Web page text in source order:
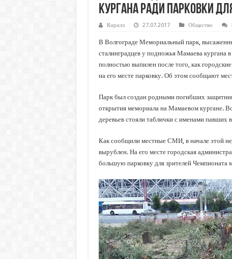
кургана ради парковки
Кирилл 27.07.2017 Общество
В Волгограде Мемориальный парк,
сталинградцев у подножья Мамаева кургана в
полностью выпилен после того, как
на его месте парковку. Об этом сообщают
Парк был создан родными погибших
открытия мемориала на Мамаевом кургане.
деревьев стояли таблички с именами павших
Как сообщили местные СМИ, в начале этой
вырублен. На его месте городская
большую парковку для зрителей Чемпионата